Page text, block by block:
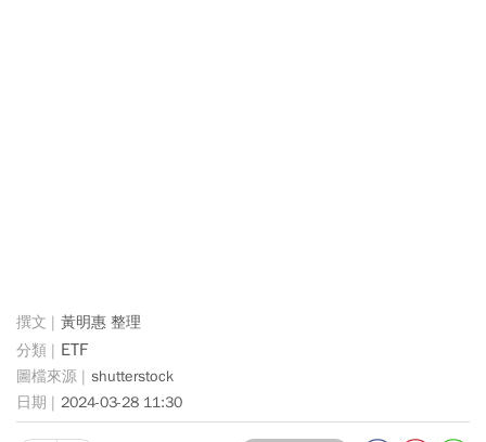
黃明惠 整理
ETF
shutterstock
2024-03-28 11:30